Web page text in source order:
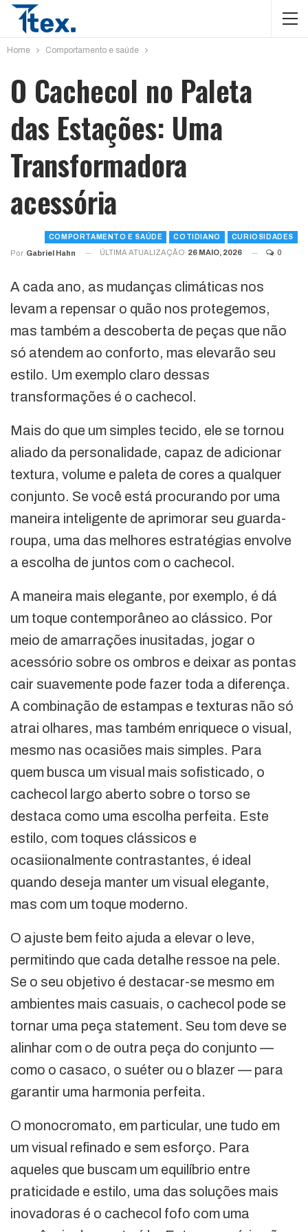
Home Comportamento e saúde
O Cachecol no Paleta
das Estações: Uma
Transformadora
acessória
COMPORTAMENTO E SAÚDE COTIDIANO CURIOSIDADES
Por Gabriel Hahn ÚLTIMA ATUALIZAÇÃO 26 MAIO, 2026 0
A cada ano, as mudanças climáticas nos
levam a repensar o quão nos protegemos,
mas também a descoberta de peças que não
só atendem ao conforto, mas elevarão seu
estilo. Um exemplo claro dessas
transformações é o cachecol.
Mais do que um simples tecido, ele se tornou
aliado da personalidade, capaz de adicionar
textura, volume e paleta de cores a qualquer
conjunto. Se você está procurando por uma
maneira inteligente de aprimorar seu guarda-
roupa, uma das melhores estratégias envolve
a escolha de juntos com o cachecol.
A maneira mais elegante, por exemplo, é dá
um toque contemporâneo ao clássico. Por
meio de amarrações inusitadas, jogar o
acessório sobre os ombros e deixar as pontas
cair suavemente pode fazer toda a diferença.
A combinação de estampas e texturas não só
atrai olhares, mas também enriquece o visual,
mesmo nas ocasiões mais simples. Para
quem busca um visual mais sofisticado, o
cachecol largo aberto sobre o torso se
destaca como uma escolha perfeita. Este
estilo, com toques clássicos e
ocasiionalmente contrastantes, é ideal
quando deseja manter um visual elegante,
mas com um toque moderno.
O ajuste bem feito ajuda a elevar o leve,
permitindo que cada detalhe ressoe na pele.
Se o seu objetivo é destacar-se mesmo em
ambientes mais casuais, o cachecol pode se
tornar uma peça statement. Seu tom deve se
alinhar com o de outra peça do conjunto —
como o casaco, o suéter ou o blazer — para
garantir uma harmonia perfeita.
O monocromato, em particular, une tudo em
um visual refinado e sem esforço. Para
aqueles que buscam um equilíbrio entre
praticidade e estilo, uma das soluções mais
inovadoras é o cachecol fofo com uma